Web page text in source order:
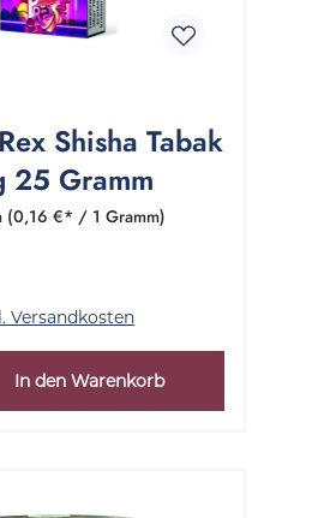
Shisha Tabak
25 Gramm
(0,16 €* / 1 Gramm)
Versandkosten
In den Warenkorb